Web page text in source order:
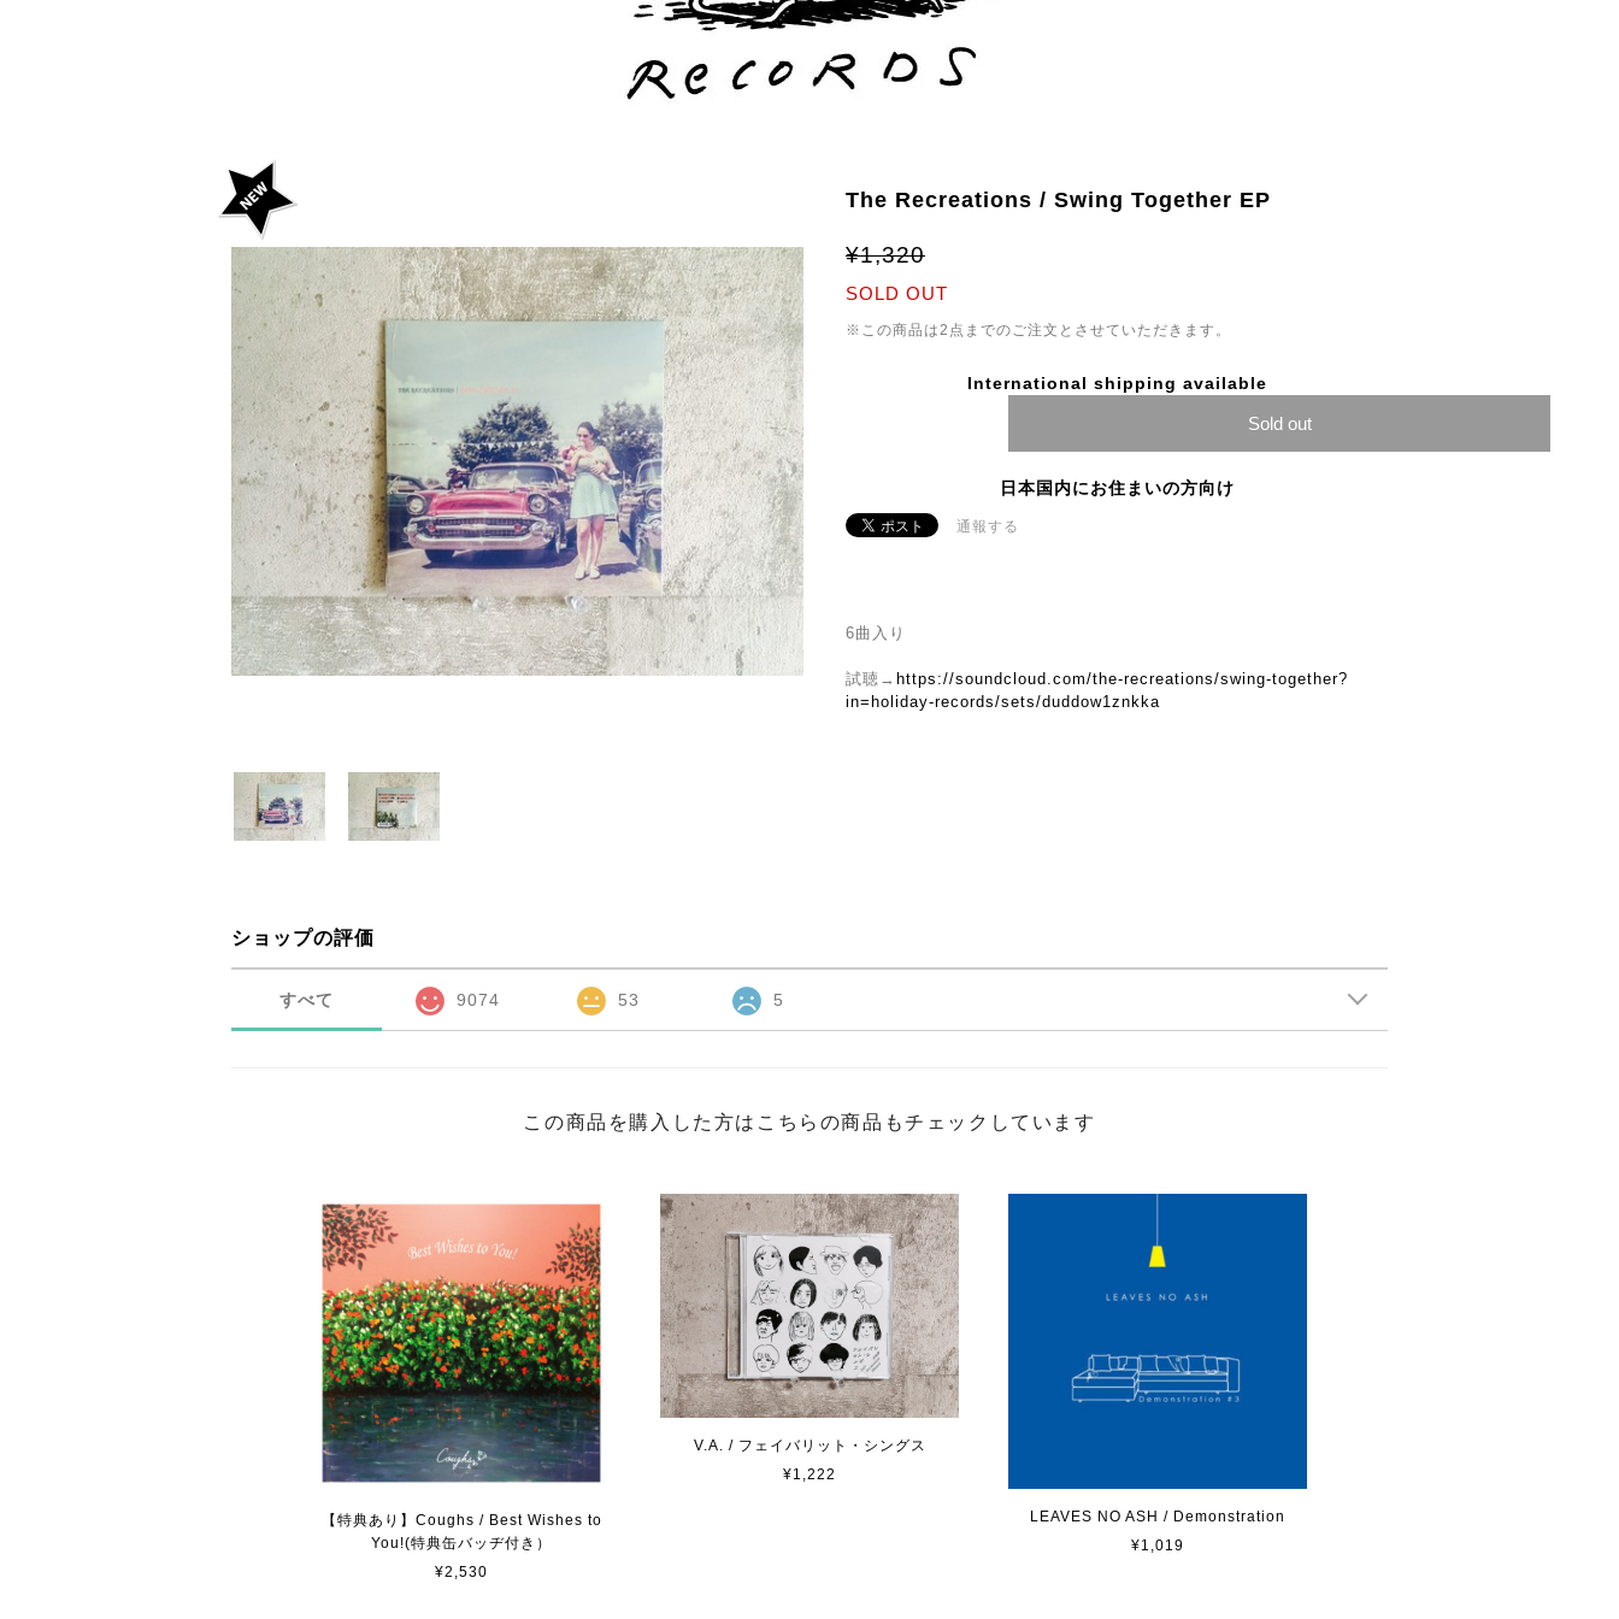
The Recreations / Swing Together EP
¥1,320
SOLD OUT
※この商品は2点までのご注文とさせていただきます。
International shipping available
Sold out
日本国内にお住まいの方向け
通報する
6曲入り
試聴→ https://soundcloud.com/the-recreations/swing-together?
in=holiday-records/sets/duddow1znkka
ショップの評価
すべて 9074 53 5
この商品を購入した方はこちらの商品もチェックしています
【特典あり】Coughs / Best Wishes to
You!(特典缶バッヂ付き）
¥2,530
V.A. / フェイバリット・シングス
¥1,222
LEAVES NO ASH / Demonstration
¥1,019